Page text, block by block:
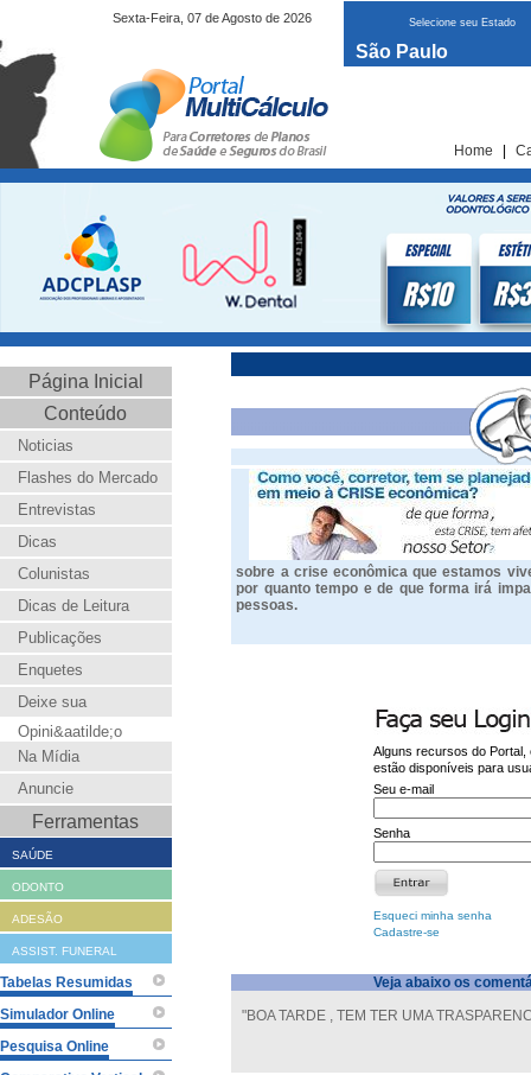
Selecione seu Estado
São Paulo
Home
Sexta-Feira, 07 de Agosto de 2026
Página Inicial
Conteúdo
Noticias
Flashes do Mercado
Entrevistas
Dicas
Colunistas
Dicas de Leitura
Publicações
Enquetes
Deixe sua
Opini&aatilde;o
Na Mídia
Anuncie
Ferramentas
SAÚDE
ODONTO
ADESÃO
ASSIST. FUNERAL
Tabelas Resumidas
Simulador Online
Pesquisa Online
sobre a crise econômica que estamos
por quanto tempo e de que forma irá
pessoas.
Alguns recursos do
estão disponíveis para
Seu e-mail
Senha
Esqueci minha senha
Cadastre-se
Veja abaixo os
"BOA TARDE , TEM TER UMA